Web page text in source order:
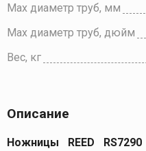
Max диаметр труб, мм
Max диаметр труб, дюйм
Вес, кг
Описание
Ножницы REED